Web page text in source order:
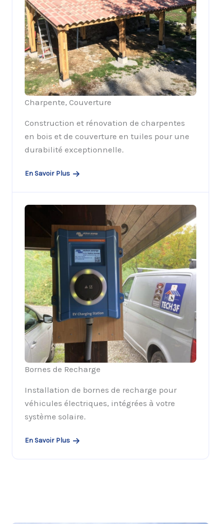
Charpente, Couverture
Construction et rénovation de charpentes
en bois et de couverture en tuiles pour une
durabilité exceptionnelle.
En Savoir Plus
Bornes de Recharge
Installation de bornes de recharge pour
véhicules électriques, intégrées à votre
système solaire.
En Savoir Plus